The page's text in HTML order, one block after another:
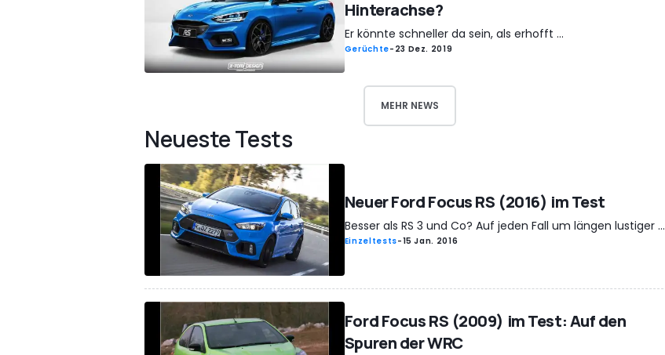
Hinterachse?
Er könnte schneller da sein, als erhofft ...
Gerüchte- 23 Dez. 2019
MEHR NEWS
Neueste Tests
Neuer Ford Focus RS (2016) im Test
Besser als RS 3 und Co? Auf jeden Fall um längen lustiger ...
Einzeltests-15 Jan. 2016
Ford Focus RS (2009) im Test: Auf den
Spuren der WRC